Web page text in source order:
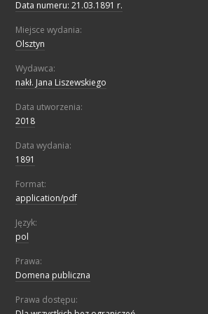
Data numeru: 21.03.1891 r.
Miejsce wydania:
Olsztyn
Wydawca:
nakł. Jana Liszewskiego
Data utworzenia:
2018
Data wydania:
1891
Format:
application/pdf
Język:
pol
Prawa:
Domena publiczna
Prawa dostępu: